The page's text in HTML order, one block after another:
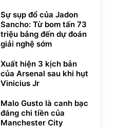
Sự sụp đổ của Jadon
Sancho: Từ bom tấn 73
triệu bảng đến dự đoán
giải nghệ sớm
Xuất hiện 3 kịch bản
của Arsenal sau khi hụt
Vinicius Jr
Malo Gusto là canh bạc
đáng chi tiền của
Manchester City